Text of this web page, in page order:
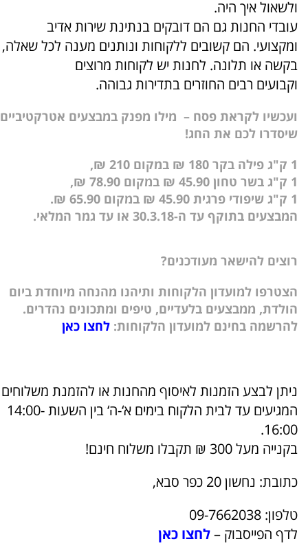
ולשאול איך היה.
עובדי החנות גם הם דובקים בנתינת שירות אדיב
ומקצועי. הם קשובים ללקוחות ונותנים מענה לכל שאלה,
בקשה או תלונה. לחנות יש לקוחות מרוצים
וקבועים רבים החוזרים בתדירות גבוהה.
ועכשיו לקראת פסח – מילו מפנק במבצעים אטרקטיביים
שיסדרו לכם את החג!
1 ק"ג פילה בקר 180 ₪ במקום 210 ₪,
1 ק"ג בשר טחון 45.90 ₪ במקום 78.90 ₪,
1 ק"ג שיפודי פרגית 45.90 ₪ במקום 65.90 ₪.
המבצעים בתוקף עד ה-30.3.18 או עד גמר המלאי.
רוצים להישאר מעודכנים?
הצטרפו למועדון הלקוחות ותיהנו מהנחה מיוחדת ביום
הולדת, ממבצעים בלעדיים, טיפים ומתכונים נהדרים.
להרשמה בחינם למועדון הלקוחות: לחצו כאן
ניתן לבצע הזמנות לאיסוף מהחנות או להזמנת משלוחים
המגיעים עד לבית הלקוח בימים א‘-ה‘ בין השעות 14:00-
16:00.
בקנייה מעל 300 ₪ תקבלו משלוח חינם!
כתובת: נחשון 20 כפר סבא,
טלפון: 09-7662038
לדף הפייסבוק –לחצו כאן